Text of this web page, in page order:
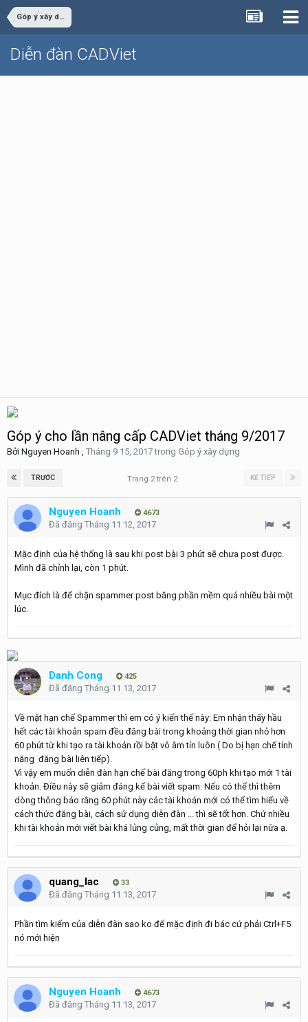
Góp ý xây dựng
Diễn đàn CADViet
Góp ý cho lần nâng cấp CADViet tháng 9/2017
Bởi Nguyen Hoanh , Tháng 9 15, 2017trong Góp ý xây dựng
TRƯỚC KẾ TIẾP
Trang 2 trên 2
Nguyen Hoanh 4673
Đã đăng Tháng 11 12, 2017
Mặc định của hệ thống là sau khi post bài 3 phút sẽ chưa post được.
Mình đã chỉnh lại, còn 1 phút.
Mục đích là để chặn spammer post bằng phần mềm quá nhiều bài một
lúc.
Danh Cong 425
Đã đăng Tháng 11 13, 2017
Về mặt hạn chế Spammer thì em có ý kiến thế này: Em nhận thấy hầu
hết các tài khoản spam đều đăng bài trong khoảng thời gian nhỏ hơn
60 phút từ khi tạo ra tài khoản rồi bặt vô âm tín luôn ( Do bị hạn chế tính
năng đăng bài liên tiếp).
Vì vậy em muốn diễn đàn hạn chế bài đăng trong 60ph khi tạo mới 1 tài
khoản. Điều này sẽ giảm đáng kể bài viết spam. Nếu có thể thì thêm
dòng thông báo rằng 60 phút này các tài khoản mới có thể tìm hiểu về
cách thức đăng bài, cách sử dụng diễn đàn ... thì sẽ tốt hơn. Chứ nhiều
khi tài khoản mới viết bài khá lủng củng, mất thời gian để hỏi lại nữa ạ.
quang_lac 33
Đã đăng Tháng 11 13, 2017
Phần tìm kiếm của diễn đàn sao ko để mặc định đi bác cứ phải Ctrl+F5
nó mới hiện
Nguyen Hoanh 4673
Đã đăng Tháng 11 13, 2017